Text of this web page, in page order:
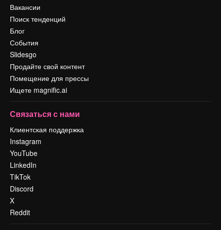
Вакансии
Поиск тенденций
Блог
События
Slidesgo
Продайте свой контент
Помещение для прессы
Ищете magnific.ai
Связаться с нами
Клиентская поддержка
Instagram
YouTube
LinkedIn
TikTok
Discord
X
Reddit